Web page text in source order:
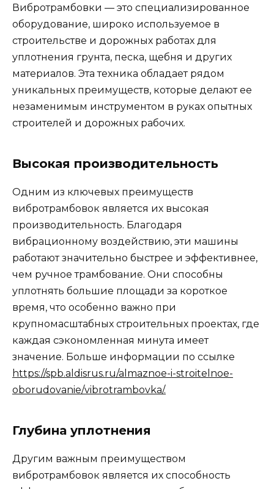
Вибротрамбовки — это специализированное
оборудование, широко используемое в
строительстве и дорожных работах для
уплотнения грунта, песка, щебня и других
материалов. Эта техника обладает рядом
уникальных преимуществ, которые делают ее
незаменимым инструментом в руках опытных
строителей и дорожных рабочих.
Высокая производительность
Одним из ключевых преимуществ
вибротрамбовок является их высокая
производительность. Благодаря
вибрационному воздействию, эти машины
работают значительно быстрее и эффективнее,
чем ручное трамбование. Они способны
уплотнять большие площади за короткое
время, что особенно важно при
крупномасштабных строительных проектах, где
каждая сэкономленная минута имеет
значение. Больше информации по ссылке
https://spb.aldisrus.ru/almaznoe-i-stroitelnoe-
oborudovanie/vibrotrambovka/.
Глубина уплотнения
Другим важным преимуществом
вибротрамбовок является их способность